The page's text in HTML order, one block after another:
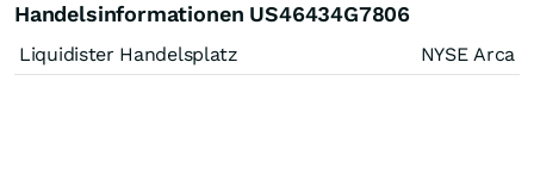
Handelsinformationen US46434G7806
Liquidister Handelsplatz NYSE Arca